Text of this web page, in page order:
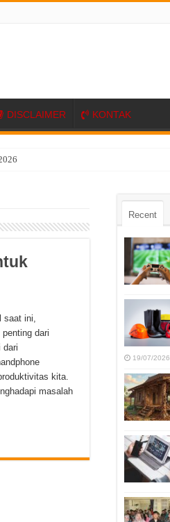
DISCLAIMER KONTAK
saat ini,
penting dari
dari
kita.
masalah
Recent
19/07/2026